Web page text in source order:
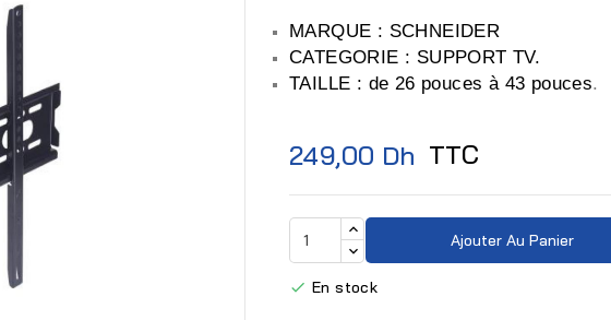
MARQUE : SCHNEIDER
CATEGORIE : SUPPORT TV.
TAILLE : de 26 pouces à 43 pouces.
249,00 Dh TTC
Ajouter Au Panier
 En stock